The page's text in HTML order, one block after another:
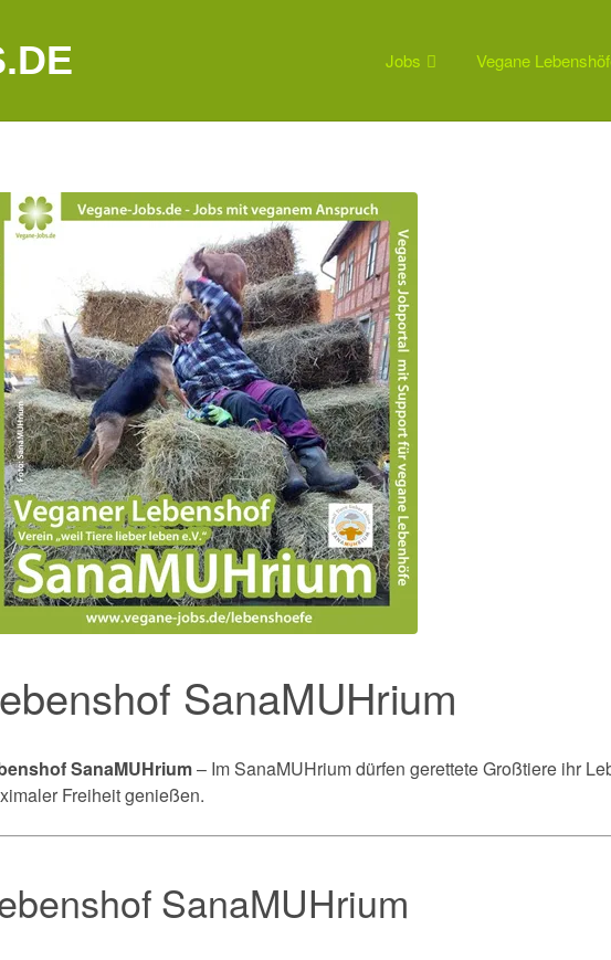
Jobs Vegane
SanaMUHrium
SanaMUHrium– Im SanaMUHrium dürfen gerettete Großtiere ihr
Freiheit genießen.
SanaMUHrium